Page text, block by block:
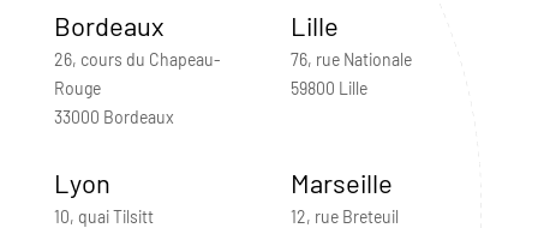
Bordeaux
26, cours du Chapeau-
Rouge
33000 Bordeaux
Lille
76, rue Nationale
59800 Lille
Lyon
10, quai Tilsitt
Marseille
12, rue Breteuil